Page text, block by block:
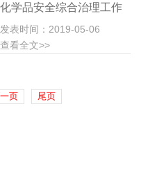
化学品安全综合治理工作
发表时间：2019-05-06
查看全文>>
页 尾页